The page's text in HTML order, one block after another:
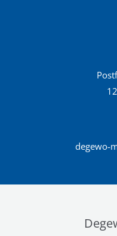
degewo-